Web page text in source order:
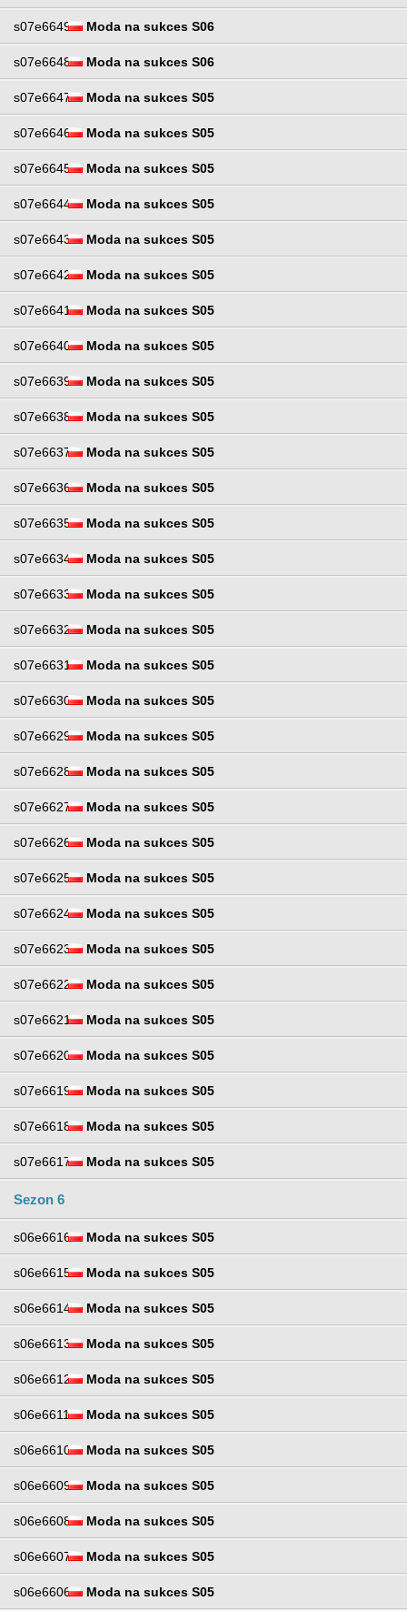
s07e6649 Moda na sukces S06
s07e6648 Moda na sukces S06
s07e6647 Moda na sukces S05
s07e6646 Moda na sukces S05
s07e6645 Moda na sukces S05
s07e6644 Moda na sukces S05
s07e6643 Moda na sukces S05
s07e6642 Moda na sukces S05
s07e6641 Moda na sukces S05
s07e6640 Moda na sukces S05
s07e6639 Moda na sukces S05
s07e6638 Moda na sukces S05
s07e6637 Moda na sukces S05
s07e6636 Moda na sukces S05
s07e6635 Moda na sukces S05
s07e6634 Moda na sukces S05
s07e6633 Moda na sukces S05
s07e6632 Moda na sukces S05
s07e6631 Moda na sukces S05
s07e6630 Moda na sukces S05
s07e6629 Moda na sukces S05
s07e6628 Moda na sukces S05
s07e6627 Moda na sukces S05
s07e6626 Moda na sukces S05
s07e6625 Moda na sukces S05
s07e6624 Moda na sukces S05
s07e6623 Moda na sukces S05
s07e6622 Moda na sukces S05
s07e6621 Moda na sukces S05
s07e6620 Moda na sukces S05
s07e6619 Moda na sukces S05
s07e6618 Moda na sukces S05
s07e6617 Moda na sukces S05
Sezon 6
s06e6616 Moda na sukces S05
s06e6615 Moda na sukces S05
s06e6614 Moda na sukces S05
s06e6613 Moda na sukces S05
s06e6612 Moda na sukces S05
s06e6611 Moda na sukces S05
s06e6610 Moda na sukces S05
s06e6609 Moda na sukces S05
s06e6608 Moda na sukces S05
s06e6607 Moda na sukces S05
s06e6606 Moda na sukces S05